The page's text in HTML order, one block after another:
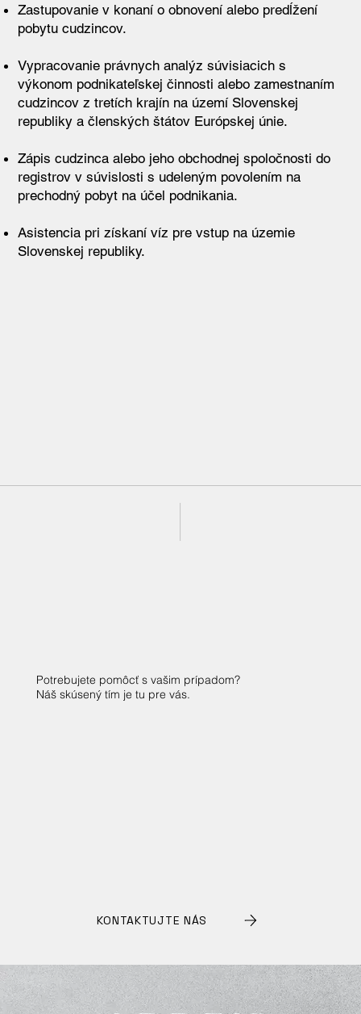
Potrebujete pomôcť s vašim prípadom?
Náš skúsený tím je tu pre vás.
KONTAKTUJTE NÁS
Zastupovanie v konaní o obnovení alebo predĺžení
pobytu cudzincov.
Vypracovanie právnych analýz súvisiacich s
výkonom podnikateľskej činnosti alebo zamestnaním
cudzincov z tretích krajín na území Slovenskej
republiky a členských štátov Európskej únie.
Zápis cudzinca alebo jeho obchodnej spoločnosti do
registrov v súvislosti s udeleným povolením na
prechodný pobyt na účel podnikania.
Asistencia pri získaní víz pre vstup na územie
Slovenskej republiky.